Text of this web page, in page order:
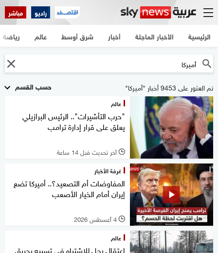
راديو مباشر
الرئيسية الأخبار العاجلة أخبار شرق أوسط عالم رياضة
حسب القسم تم العثور على 9453 أخبار "أميركا"
عالم
"حرب التأشيرات".. الرئيس البرازيلي
يعلق على قرار إدارة ترامب
l آخر تحديث قبل 14 ساعة
غرفة الأخبار
المفاوضات أم التصعيد؟.. أميركا تضع
إيران أمام الخيار الأصعب
l 4 أغسطس 2026
عالم
اعتقال رجل للاشتباه في تسببه بحريق